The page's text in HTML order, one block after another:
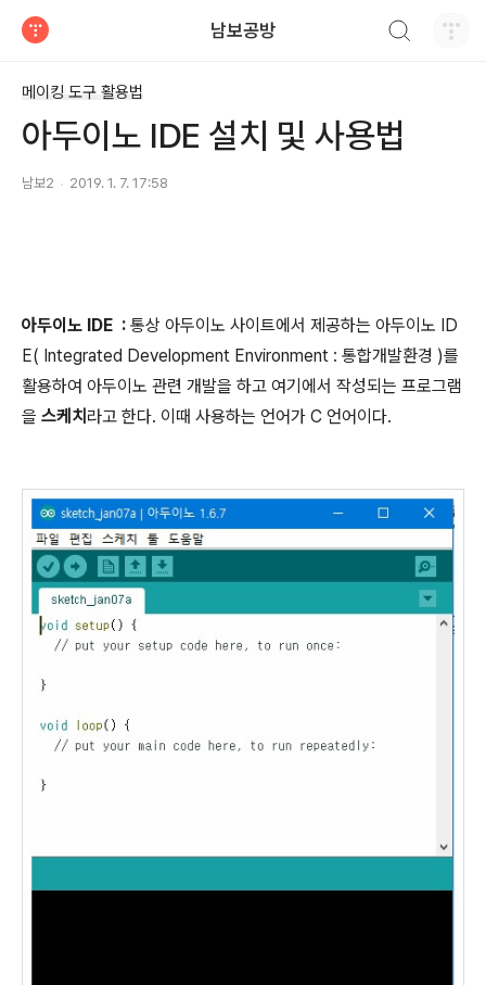
남보공방
메이킹 도구 활용법
아두이노 IDE 설치 및 사용법
남보2 2019. 1. 7. 17:58
아두이노 IDE : 통상 아두이노 사이트에서 제공하는 아두이노 ID
E( Integrated Development Environment : 통합개발환경 )를
활용하여 아두이노 관련 개발을 하고 여기에서 작성되는 프로그램
을 스케치 라고 한다. 이때 사용하는 언어가 C 언어이다.